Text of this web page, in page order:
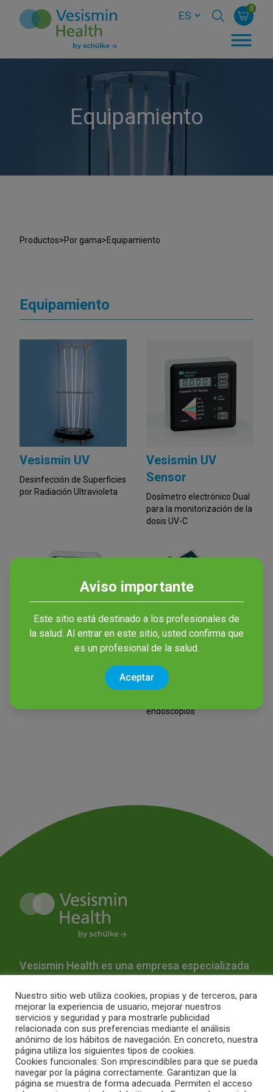
0
Equipamiento
Productos>Por gama>Equipamiento
Equipamiento
Vesismin UV
Desinfección de Superficies
por Radiación Ultravioleta
Vesismin UV
Sensor
Dosímetro electrónico Dual
para la monitorización de la
dosis UV-C
Escáner de vejiga urinaria
Smart Test
Test de Fugas Inteligente
endoscopios
Vesismin Health es una empresa especializada
desinfección hospitalaria.
Quiénes SomosProductosServiciosBlog
ContactoIntranetAviso LegalPolítica de Cookies
Condiciones de Uso
Condiciones de compra online
Aviso importante
Este sitio está destinado a los profesionales de
la salud. Al entrar en este sitio, usted confirma que
es un profesional de la salud.
Aceptar
Nuestro sitio web utiliza cookies, propias y de terceros, para
mejorar la experiencia de usuario, mejorar nuestros
servicios y seguridad y para mostrarle publicidad
relacionada con sus preferencias mediante el análisis
anónimo de los hábitos de navegación. En concreto, nuestra
página utiliza los siguientes tipos de cookies.
Cookies funcionales: Son imprescindibles para que se pueda
navegar por la página correctamente. Garantizan que la
página se muestra de forma adecuada. Permiten el acceso